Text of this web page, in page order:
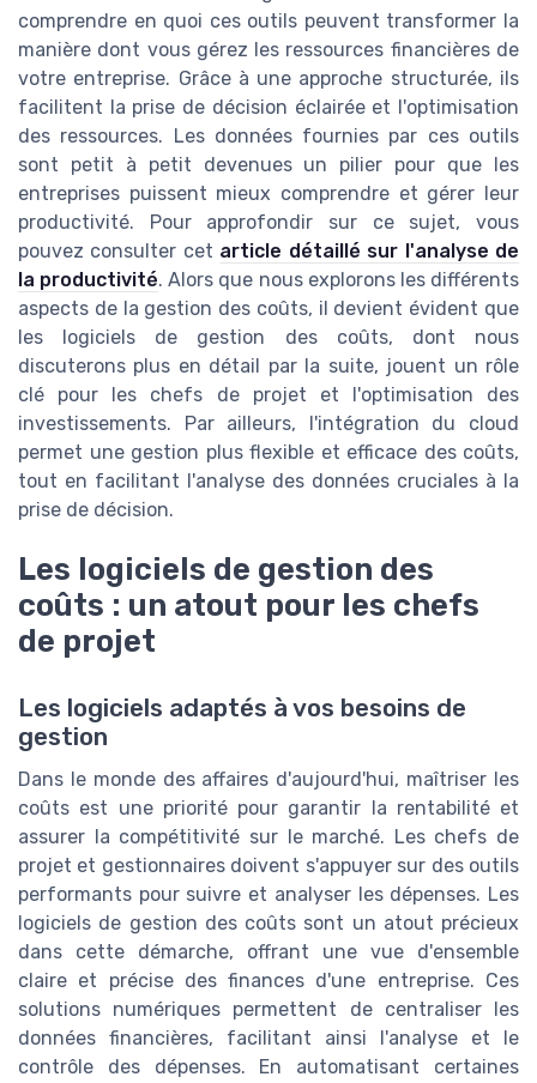
comprendre en quoi ces outils peuvent transformer la
manière dont vous gérez les ressources financières de
votre entreprise. Grâce à une approche structurée, ils
facilitent la prise de décision éclairée et l'optimisation
des ressources. Les données fournies par ces outils
sont petit à petit devenues un pilier pour que les
entreprises puissent mieux comprendre et gérer leur
productivité. Pour approfondir sur ce sujet, vous
pouvez consulter cet article détaillé sur l'analyse de
la productivité. Alors que nous explorons les différents
aspects de la gestion des coûts, il devient évident que
les logiciels de gestion des coûts, dont nous
discuterons plus en détail par la suite, jouent un rôle
clé pour les chefs de projet et l'optimisation des
investissements. Par ailleurs, l'intégration du cloud
permet une gestion plus flexible et efficace des coûts,
tout en facilitant l'analyse des données cruciales à la
prise de décision.
Les logiciels de gestion des
coûts : un atout pour les chefs
de projet
Les logiciels adaptés à vos besoins de
gestion
Dans le monde des affaires d'aujourd'hui, maîtriser les
coûts est une priorité pour garantir la rentabilité et
assurer la compétitivité sur le marché. Les chefs de
projet et gestionnaires doivent s'appuyer sur des outils
performants pour suivre et analyser les dépenses. Les
logiciels de gestion des coûts sont un atout précieux
dans cette démarche, offrant une vue d'ensemble
claire et précise des finances d'une entreprise. Ces
solutions numériques permettent de centraliser les
données financières, facilitant ainsi l'analyse et le
contrôle des dépenses. En automatisant certaines